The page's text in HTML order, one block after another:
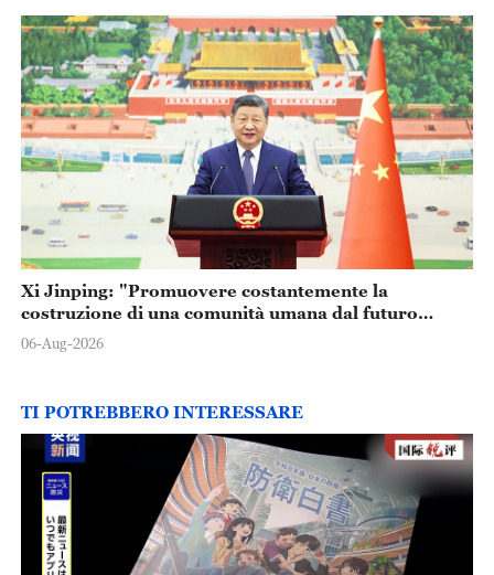
Xi Jinping: "Promuovere costantemente la
costruzione di una comunità umana dal futuro
condiviso"
06-Aug-2026
TI POTREBBERO INTERESSARE